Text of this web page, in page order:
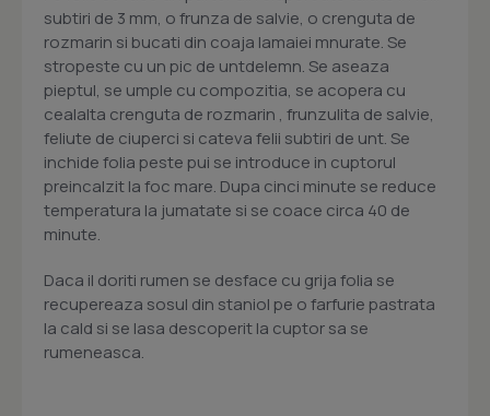
subtiri de 3 mm, o frunza de salvie, o crenguta de
rozmarin si bucati din coaja lamaiei mnurate. Se
stropeste cu un pic de untdelemn. Se aseaza
pieptul, se umple cu compozitia, se acopera cu
cealalta crenguta de rozmarin , frunzulita de salvie,
feliute de ciuperci si cateva felii subtiri de unt. Se
inchide folia peste pui se introduce in cuptorul
preincalzit la foc mare. Dupa cinci minute se reduce
temperatura la jumatate si se coace circa 40 de
minute.
Daca il doriti rumen se desface cu grija folia se
recupereaza sosul din staniol pe o farfurie pastrata
la cald si se lasa descoperit la cuptor sa se
rumeneasca.